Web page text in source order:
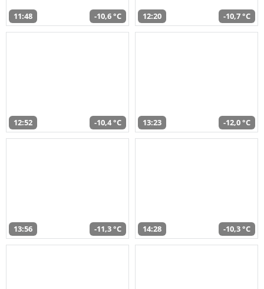
11:48 -10,6 °C 12:20 -10,7 °C
12:52 -10,4 °C 13:23 -12,0 °C
13:56 -11,3 °C 14:28 -10,3 °C